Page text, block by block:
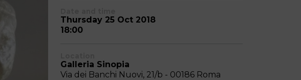
Thursday 25 Oct 2018
18:00
Galleria Sinopia
Via dei Banchi Nuovi, 21/b - 00186 Roma